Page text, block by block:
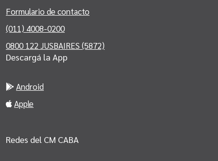
Formulario de contacto
(011) 4008-0200
0800 122 JUSBAIRES (5872)
Descargá la App
Android
Apple
Redes del CM CABA